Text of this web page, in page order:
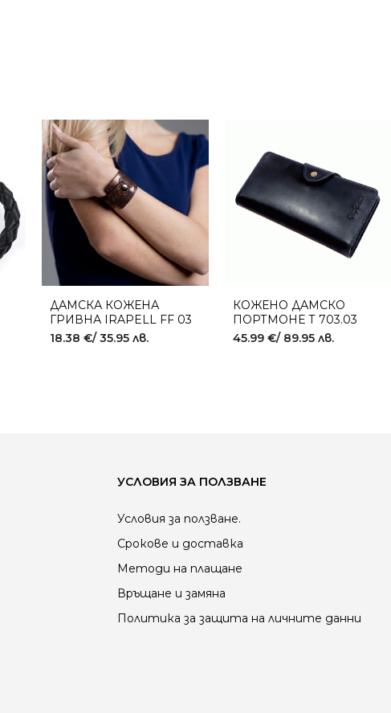
ДАМСКА КОЖЕНА
ГРИВНА IRAPELL FF 03
CUPRUM
18.38€/ 35.95 лв.
КОЖЕНО ДАМСКО
ПОРТМОНЕ Т 703.03
45.99 €/ 89.95 лв.
УСЛОВИЯ ЗА ПОЛЗВАНЕ
Условия за ползване.
Срокове и доставка
Методи на плащане
Връщане и замяна
Политика за защита на личните данни